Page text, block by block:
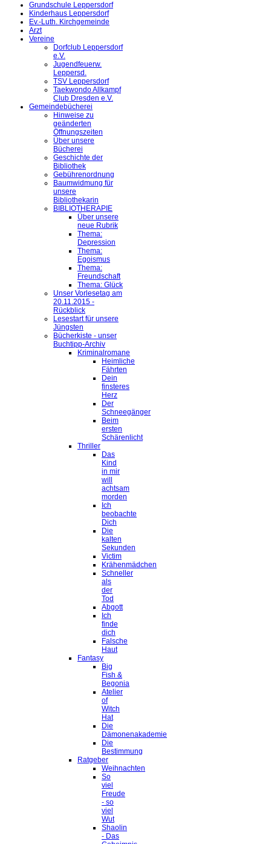
Grundschule Leppersdorf
Kinderhaus Leppersdorf
Ev.-Luth. Kirchgemeinde
Arzt
Vereine
Dorfclub Leppersdorf
e.V.
Jugendfeuerw.
Leppersd.
TSV Leppersdorf
Taekwondo Allkampf
Club Dresden e.V.
Gemeindebücherei
Hinweise zu
geänderten
Öffnungszeiten
Über unsere
Bücherei
Geschichte der
Bibliothek
Gebührenordnung
Baumwidmung für
unsere
Bibliothekarin
BIBLIOTHERAPIE
Über unsere
neue Rubrik
Thema:
Depression
Thema:
Egoismus
Thema:
Freundschaft
Thema: Glück
Unser Vorlesetag am
20.11.2015 -
Rückblick
Lesestart für unsere
Jüngsten
Bücherkiste - unser
Buchtipp-Archiv
Kriminalromane
Heimliche
Fährten
Dein
finsteres
Herz
Der
Schneegänger
Beim
ersten
Schärenlicht
Thriller
Das
Kind
in mir
will
achtsam
morden
Ich
beobachte
Dich
Die
kalten
Sekunden
Victim
Krähenmädchen
Schneller
als
der
Tod
Abgott
Ich
finde
dich
Falsche
Haut
Fantasy
Big
Fish &
Begonia
Atelier
of
Witch
Hat
Die
Dämonenakademie
Die
Bestimmung
Ratgeber
Weihnachten
So
viel
Freude
- so
viel
Wut
Shaolin
- Das